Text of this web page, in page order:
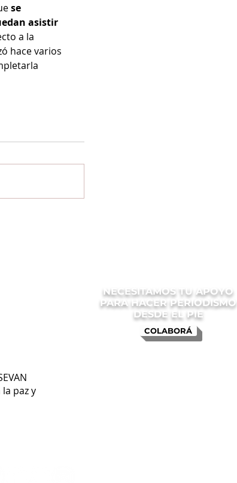
se
asistir
a la
hace varios
COLABORÁ
NECESITAMOS TU APOYO
PARA HACER PERIODISMO
DESDE EL PIE
paz y